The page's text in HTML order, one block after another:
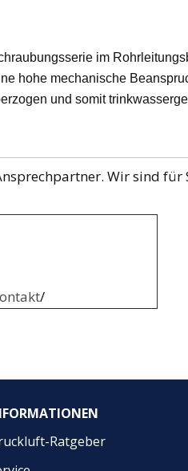
im
hohe mechanische
und somit
Wir sind
/
Ratgeber